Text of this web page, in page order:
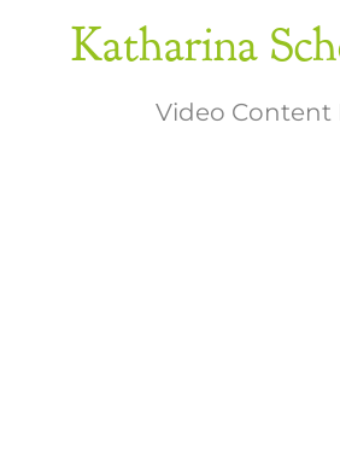
Katharina
Video Content